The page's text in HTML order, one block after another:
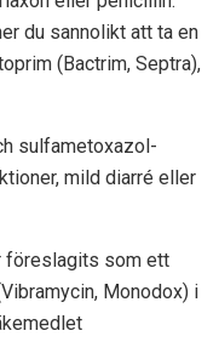
du sannolikt att ta en
(Bactrim, Septra),
sulfametoxazol-
mild diarré eller
föreslagits som ett
Monodox) i